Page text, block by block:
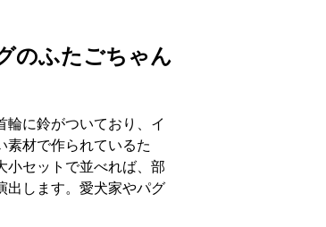
のふたごちゃん
輪に鈴がついており、イ
素材で作られているた
小セットで並べれば、部
出します。愛犬家やパグ